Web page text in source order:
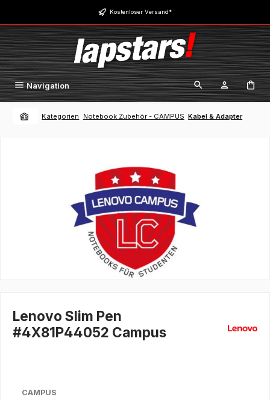
Zum Hauptinhalt springen Kostenloser Versand*
Navigation
Kategorien Notebook Zubehör - CAMPUS Kabel & Adapter
Lenovo Slim Pen
#4X81P44052 Campus
CAMPUS